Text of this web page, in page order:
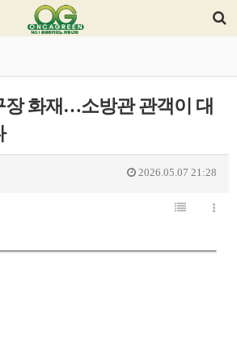
장 화재…소방관 관객이 대
2026.05.07 21:28